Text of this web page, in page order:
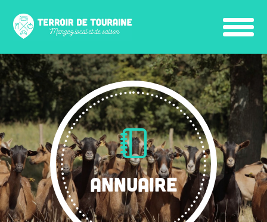
ANNUAIRE